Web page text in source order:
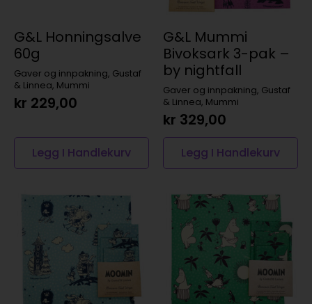
Gaver og innpakning, Gustaf
& Linnea, Mummi
G&L Honningsalve
60g
kr 229,00
Legg I Handlekurv
Gaver og innpakning, Gustaf
& Linnea, Mummi
G&L Mummi
Bivoksark 3-pak –
by nightfall
kr 329,00
Legg I Handlekurv